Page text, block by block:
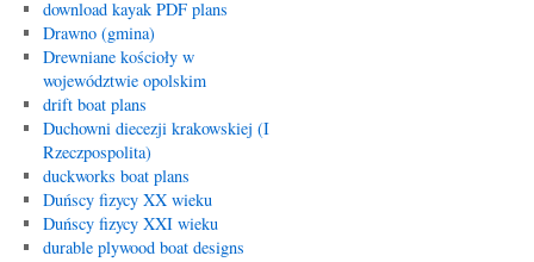
download kayak PDF plans
Drawno (gmina)
Drewniane kościoły w
województwie opolskim
drift boat plans
Duchowni diecezji krakowskiej (I
Rzeczpospolita)
duckworks boat plans
Duńscy fizycy XX wieku
Duńscy fizycy XXI wieku
durable plywood boat designs